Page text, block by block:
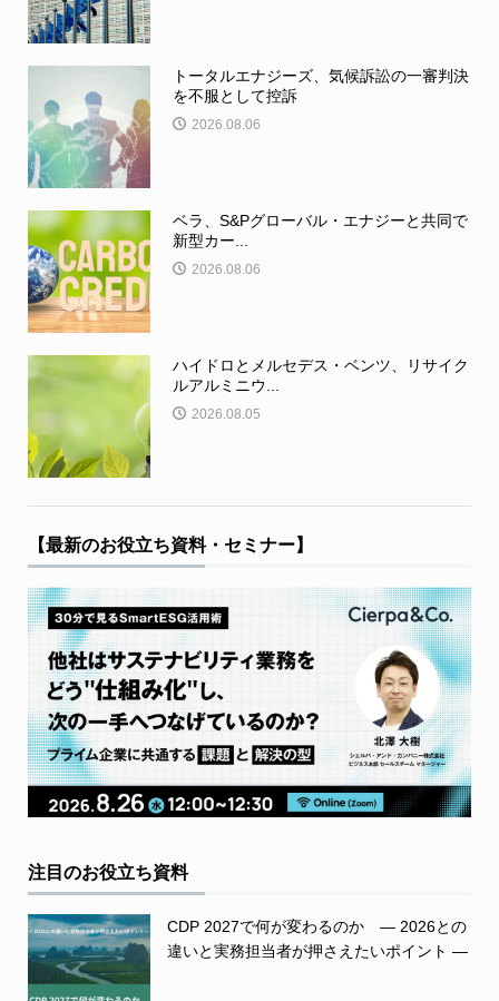
トータルエナジーズ、気候訴訟の一審判決
を不服として控訴
2026.08.06
ベラ、S&Pグローバル・エナジーと共同で
新型カー...
2026.08.06
ハイドロとメルセデス・ベンツ、リサイク
ルアルミニウ...
2026.08.05
【最新のお役立ち資料・セミナー】
注目のお役立ち資料
CDP 2027で何が変わるのか ― 2026との
違いと実務担当者が押さえたいポイント ―